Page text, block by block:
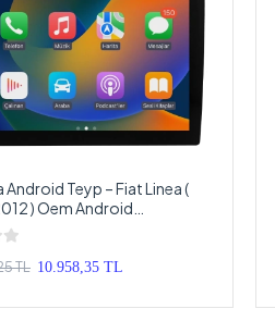
Android Teyp – Fiat Linea (
) Oem Android
– Fiat Linea Android
TL 10.958,35 TL